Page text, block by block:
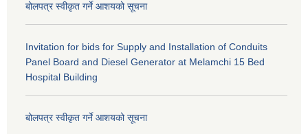
बोलपत्र स्वीकृत गर्ने आशयको सूचना
Invitation for bids for Supply and Installation of Conduits
Panel Board and Diesel Generator at Melamchi 15 Bed
Hospital Building
बोलपत्र स्वीकृत गर्ने आशयको सूचना